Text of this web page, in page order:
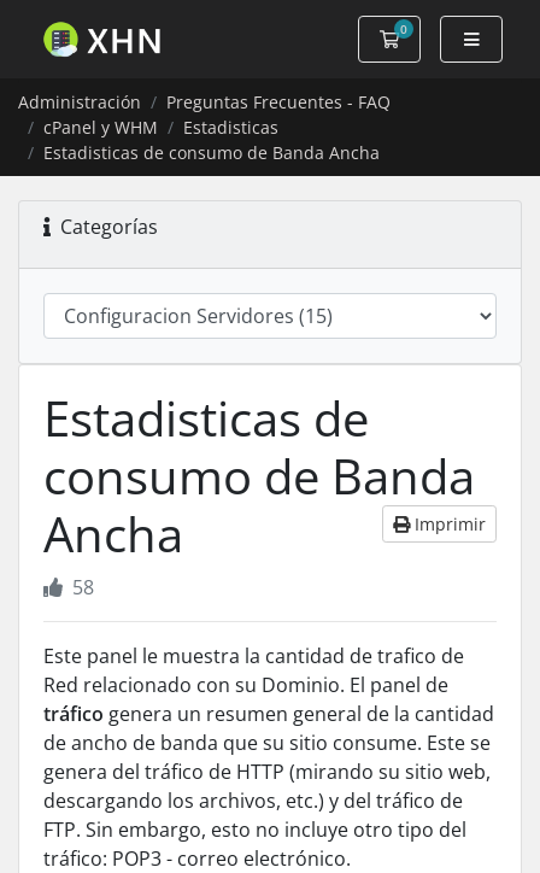
0
Carro de Pedidos
Administración
Preguntas Frecuentes - FAQ
cPanel y WHM
Estadisticas
Estadisticas de consumo de Banda Ancha
Categorías
Estadisticas de
consumo de Banda
Ancha
Imprimir
58
Este panel le muestra la cantidad de trafico de
Red relacionado con su Dominio. El panel de
tráfico genera un resumen general de la cantidad
de ancho de banda que su sitio consume. Este se
genera del tráfico de HTTP (mirando su sitio web,
descargando los archivos, etc.) y del tráfico de
FTP. Sin embargo, esto no incluye otro tipo del
tráfico: POP3- correo electrónico.